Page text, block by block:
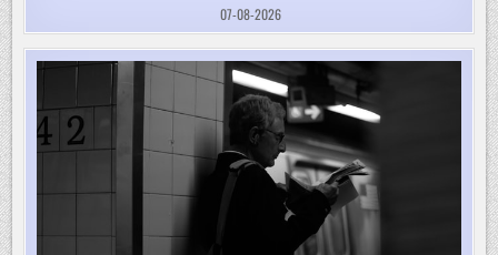
07-08-2026